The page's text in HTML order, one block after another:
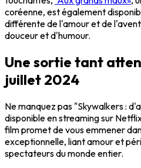
coréenne, est également
différente de l'amour et de
douceur et d'humour.
Une sortie tant
juillet 2024
Ne manquez pas "Skywalkers :
disponible en streaming sur
film promet de vous emmener
exceptionnelle, liant amour et
spectateurs du monde entier.